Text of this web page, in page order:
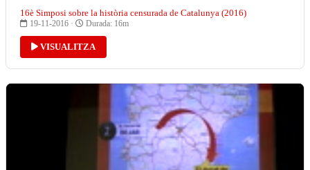
16è Simposi sobre la història censurada de Catalunya (2016)
19-11-2016 · Durada: 16m
VISUALITZA